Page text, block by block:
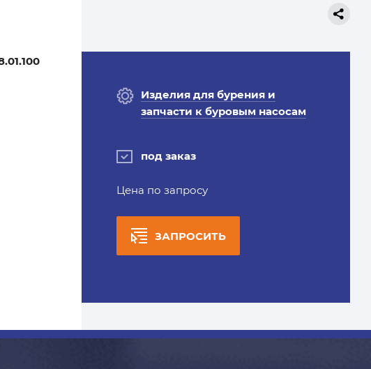
Изделия для бурения и
запчасти к буровым насосам
под заказ
Цена по запросу
ЗАПРОСИТЬ